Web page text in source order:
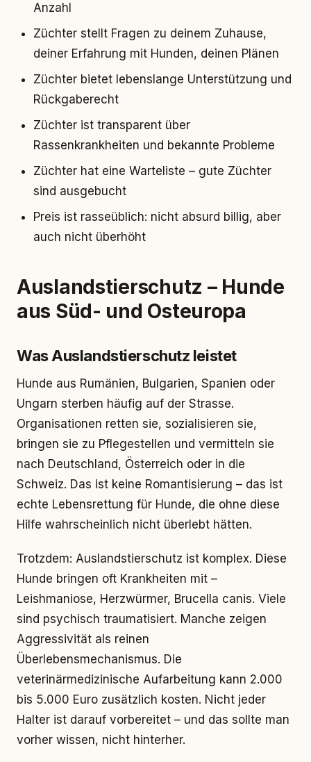
Anzahl
Züchter stellt Fragen zu deinem Zuhause,
deiner Erfahrung mit Hunden, deinen Plänen
Züchter bietet lebenslange Unterstützung und
Rückgaberecht
Züchter ist transparent über
Rassenkrankheiten und bekannte Probleme
Züchter hat eine Warteliste – gute Züchter
sind ausgebucht
Preis ist rasseüblich: nicht absurd billig, aber
auch nicht überhöht
Auslandstierschutz – Hunde
aus Süd- und Osteuropa
Was Auslandstierschutz leistet
Hunde aus Rumänien, Bulgarien, Spanien oder
Ungarn sterben häufig auf der Strasse.
Organisationen retten sie, sozialisieren sie,
bringen sie zu Pflegestellen und vermitteln sie
nach Deutschland, Österreich oder in die
Schweiz. Das ist keine Romantisierung – das ist
echte Lebensrettung für Hunde, die ohne diese
Hilfe wahrscheinlich nicht überlebt hätten.
Trotzdem: Auslandstierschutz ist komplex. Diese
Hunde bringen oft Krankheiten mit –
Leishmaniose, Herzwürmer, Brucella canis. Viele
sind psychisch traumatisiert. Manche zeigen
Aggressivität als reinen
Überlebensmechanismus. Die
veterinärmedizinische Aufarbeitung kann 2.000
bis 5.000 Euro zusätzlich kosten. Nicht jeder
Halter ist darauf vorbereitet – und das sollte man
vorher wissen, nicht hinterher.